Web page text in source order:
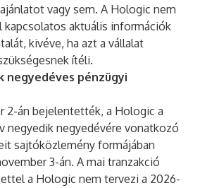
vagy sem. A Hologic nem
kapcsolatos aktuális információk
kivéve, ha azt a vállalat
ítéli.
negyedéves pénzügyi
2-án bejelentették, a Hologic a
negyedik negyedévére vonatkozó
sajtóközlemény formájában
3-án. A mai tranzakció
a Hologic nem tervezi a 2026-